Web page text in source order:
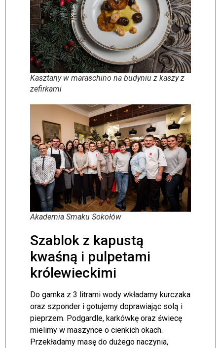
Kasztany w maraschino na budyniu z kaszy z
zefirkami
Akademia Smaku Sokołów
Szablok z kapustą
kwaśną i pulpetami
królewieckimi
Do garnka z 3 litrami wody wkładamy kurczaka
oraz szponder i gotujemy doprawiając solą i
pieprzem. Podgardle, karkówkę oraz świecę
mielimy w maszynce o cienkich okach.
Przekładamy masę do dużego naczynia,